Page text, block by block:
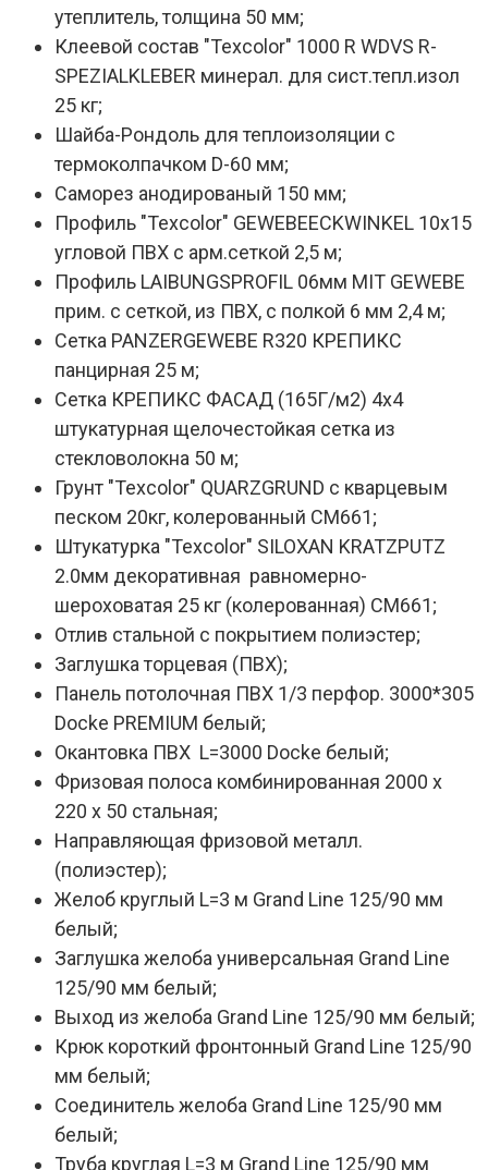
утеплитель, толщина 50 мм;
Клеевой состав "Texcolor" 1000 R WDVS R-
SPEZIALKLEBER минерал. для сист.тепл.изол
25 кг;
Шайба-Рондоль для теплоизоляции с
термоколпачком D-60 мм;
Саморез анодированый 150 мм;
Профиль "Texcolor" GEWEBEECKWINKEL 10х15
угловой ПВХ с арм.сеткой 2,5 м;
Профиль LAIBUNGSPROFIL 06мм MIT GEWEBE
прим. с сеткой, из ПВХ, с полкой 6 мм 2,4 м;
Сетка PANZERGEWEBE R320 КРЕПИКС
панцирная 25 м;
Сетка КРЕПИКС ФАСАД (165Г/м2) 4х4
штукатурная щелочестойкая сетка из
стекловолокна 50 м;
Грунт "Texcolor" QUARZGRUND с кварцевым
песком 20кг, колерованный СМ661;
Штукатурка "Texcolor" SILOXAN KRATZPUTZ
2.0мм декоративная равномерно-
шероховатая 25 кг (колерованная) СМ661;
Отлив стальной с покрытием полиэстер;
Заглушка торцевая (ПВХ);
Панель потолочная ПВХ 1/3 перфор. 3000*305
Docke PREMIUM белый;
Окантовка ПВХ L=3000 Docke белый;
Фризовая полоса комбинированная 2000 х
220 х 50 стальная;
Направляющая фризовой металл.
(полиэстер);
Желоб круглый L=3 м Grand Line 125/90 мм
белый;
Заглушка желоба универсальная Grand Line
125/90 мм белый;
Выход из желоба Grand Line 125/90 мм белый;
Крюк короткий фронтонный Grand Line 125/90
мм белый;
Соединитель желоба Grand Line 125/90 мм
белый;
Труба круглая L=3 м Grand Line 125/90 мм